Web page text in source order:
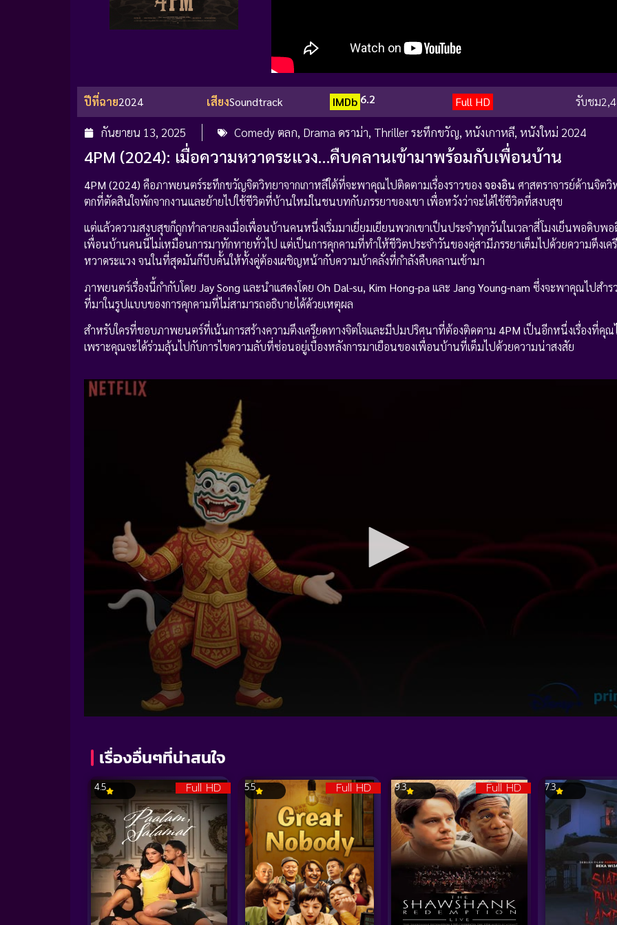
ปีที่ฉาย2024 เสียงSoundtrack IMDb 6.2 Full HD รับชม
กันยายน 13, 2025 Comedy ตลก, Drama ดราม่า, Thriller ระทึกขวัญ, หนังเกาหลี, หนังใหม่ 2024
4PM (2024): เมื่อความหวาดระแวง…คืบคลานเข้ามาพร้อมกับเพื่อนบ้าน
4PM (2024) คือภาพยนตร์ระทึกขวัญจิตวิทยาจากเกาหลีใต้ที่จะพาคุณไปติดตามเรื่องราวของ จองอิน ศาสตราจารย์ด้านจิต
ตกที่ตัดสินใจพักจากงานและย้ายไปใช้ชีวิตที่บ้านใหม่ในชนบทกับภรรยาของเขา เพื่อหวังว่าจะได้ใช้ชีวิตที่สงบสุข
แต่แล้วความสงบสุขก็ถูกทำลายลงเมื่อเพื่อนบ้านคนหนึ่งเริ่มมาเยี่ยมเยียนพวกเขาเป็นประจำทุกวันในเวลาสี่โมงเย็นพอดิบพอ
เพื่อนบ้านคนนี้ไม่เหมือนการมาทักทายทั่วไป แต่เป็นการคุกคามที่ทำให้ชีวิตประจำวันของคู่สามีภรรยาเต็มไปด้วยความตึงเค
หวาดระแวง จนในที่สุดมันก็บีบคั้นให้ทั้งคู่ต้องเผชิญหน้ากับความบ้าคลั่งที่กำลังคืบคลานเข้ามา
ภาพยนตร์เรื่องนี้กำกับโดย Jay Song และนำแสดงโดย Oh Dal-su, Kim Hong-pa และ Jang Young-nam ซึ่งจะพาคุณไปสำร
ที่มาในรูปแบบของการคุกคามที่ไม่สามารถอธิบายได้ด้วยเหตุผล
สำหรับใครที่ชอบภาพยนตร์ที่เน้นการสร้างความตึงเครียดทางจิตใจและมีปมปริศนาที่ต้องติดตาม 4PM เป็นอีกหนึ่งเรื่องที่คุ
เพราะคุณจะได้ร่วมลุ้นไปกับการไขความลับที่ซ่อนอยู่เบื้องหลังการมาเยือนของเพื่อนบ้านที่เต็มไปด้วยความน่าสงสัย
เรื่องอื่นๆที่น่าสนใจ
Full HD
4.5 Full HD
5.5 Full HD
9.3 7.3